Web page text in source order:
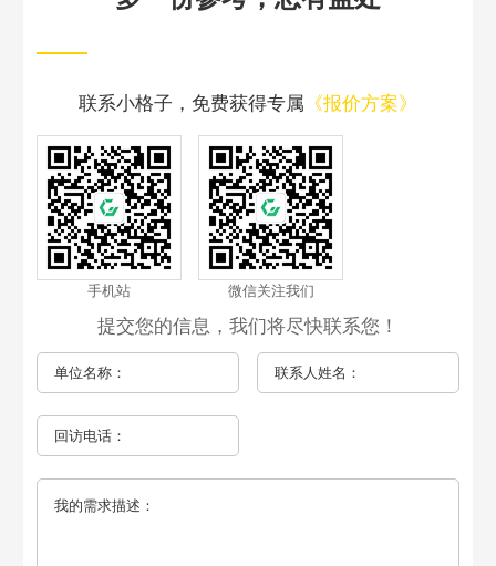
联系小格子，免费获得专属 《报价方案》
手机站 微信关注我们
提交您的信息，我们将尽快联系您！